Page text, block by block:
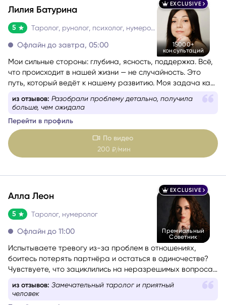
EXCLUSIVE
15000+
консультаций
Лилия Батурина
5
Мои сильные стороны: глубина, ясность, поддержка. Всё,
что происходит в нашей жизни — не случайность. Это
практика — помочь вам пройти этот путь осознанно,
безопасно и с максимальной пользой для вас.
из отзывов: Разобрали проблему детально, получила
Перейти в профиль
По видео
200 ₽/мин
EXCLUSIVE
Премиальный
Советник
5
Испытываете тревогу из-за проблем в отношениях,
боитесь потерять партнёра и остаться в одиночестве?
и не знаете, как двигаться дальше? Вы по адресу, если
вам нужно максимально точное попадание в ситуацию.
из отзывов: